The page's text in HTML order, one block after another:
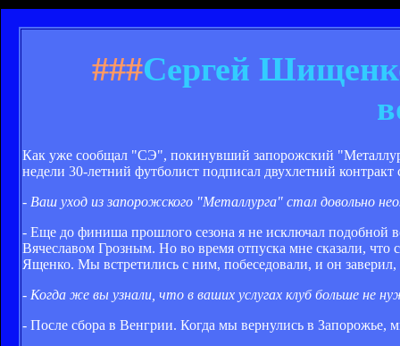
###Сергей
Как уже сообщал "СЭ", покинувший запорожский
недели 30-летний футболист подписал двухлетний
- Ваш уход из запорожского "Металлурга" стал довольно
- Еще до финиша прошлого сезона я не исключал подобной
Вячеславом Грозным. Но во время отпуска мне сказали,
Ященко. Мы встретились с ним, побеседовали, и он
- Когда же вы узнали, что в ваших услугах клуб больше не
- После сбора в Венгрии. Когда мы вернулись в Запорожье,